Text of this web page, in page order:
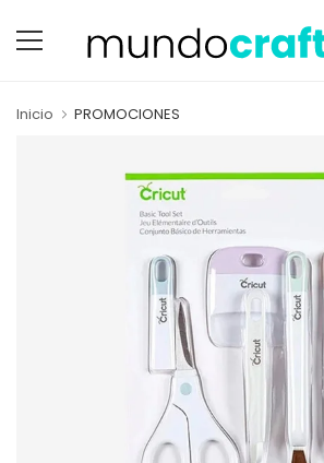
Inicio PROMOCIONES